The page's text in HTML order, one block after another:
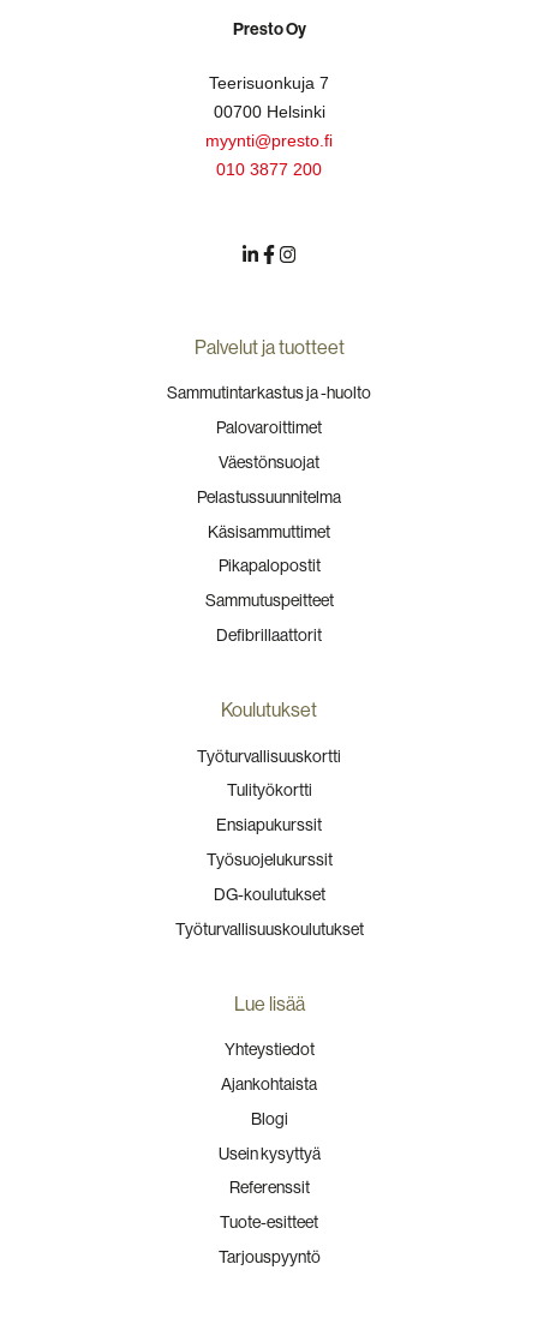
Presto Oy
Teerisuonkuja 7
00700 Helsinki
myynti@presto.fi
010 3877 200
Palvelut ja tuotteet
Sammutintarkastus ja -huolto
Palovaroittimet
Väestönsuojat
Pelastussuunnitelma
Käsisammuttimet
Pikapalopostit
Sammutuspeitteet
Defibrillaattorit
Koulutukset
Työturvallisuuskortti
Tulityökortti
Ensiapukurssit
Työsuojelukurssit
DG-koulutukset
Työturvallisuuskoulutukset
Lue lisää
Yhteystiedot
Ajankohtaista
Blogi
Usein kysyttyä
Referenssit
Tuote-esitteet
Tarjouspyyntö